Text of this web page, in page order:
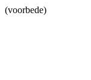
(voorbede)